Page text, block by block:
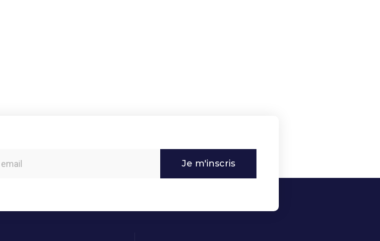
Je m'inscris